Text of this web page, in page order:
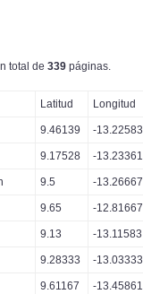
total de 339 páginas.
Latitud Longitud
9.46139 -13.22583
9.17528 -13.23361
9.5 -13.26667
9.65 -12.81667
9.13 -13.11583
9.28333 -13.03333
9.61167 -13.45861